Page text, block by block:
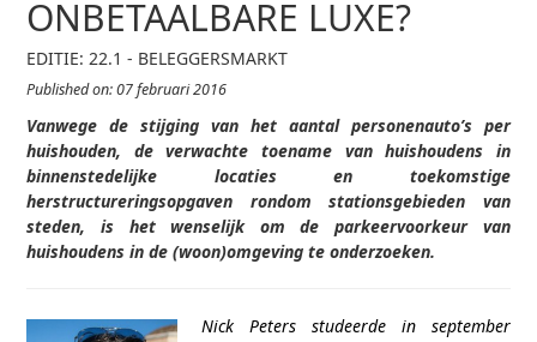
ONBETAALBARE LUXE?
EDITIE: 22.1 - BELEGGERSMARKT
Published on: 07 februari 2016
Vanwege de stijging van het aantal personenauto’s per
huishouden, de verwachte toename van huishoudens in
binnenstedelijke locaties en toekomstige
herstructureringsopgaven rondom stationsgebieden van
steden, is het wenselijk om de parkeervoorkeur van
huishoudens in de (woon)omgeving te onderzoeken.
Nick Peters studeerde in september